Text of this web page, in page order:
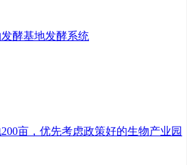
酵基地发酵系统
亩，优先考虑政策好的生物产业园